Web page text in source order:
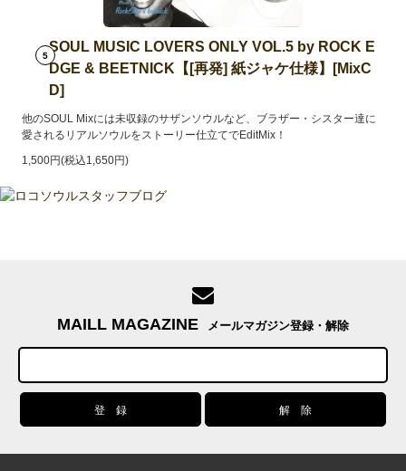
5
SOUL MUSIC LOVERS ONLY VOL.5 by ROCK E
DGE & BEETNICK【[再発] 紙ジャケ仕様】[MixC
D]
他のSOUL Mixには未収録のサザンソウルなど、ブラザー・シスター達に
愛されるリアルソウルをストーリー仕立てでEditMix！
1,500円(税込1,650円)
MAILL MAGAZINE メールマガジン登録・解除